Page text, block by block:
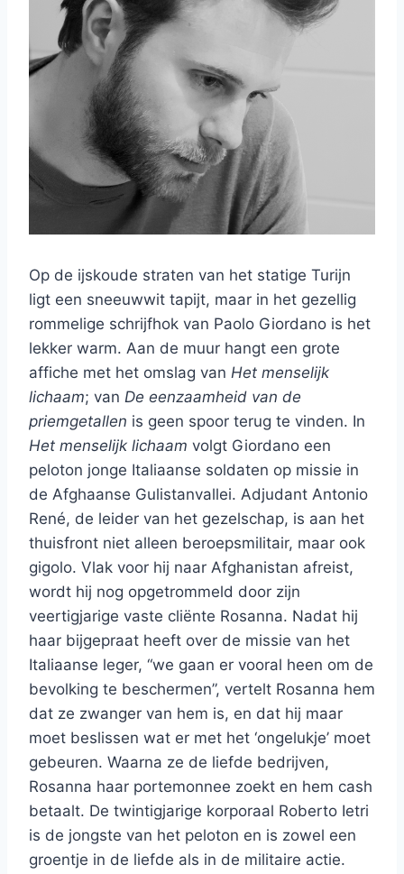
Op de ijskoude straten van het statige Turijn
ligt een sneeuwwit tapijt, maar in het gezellig
rommelige schrijfhok van Paolo Giordano is het
lekker warm. Aan de muur hangt een grote
affiche met het omslag van Het menselijk
lichaam; van De eenzaamheid van de
priemgetallen is geen spoor terug te vinden. In
Het menselijk lichaam volgt Giordano een
peloton jonge Italiaanse soldaten op missie in
de Afghaanse Gulistanvallei. Adjudant Antonio
René, de leider van het gezelschap, is aan het
thuisfront niet alleen beroepsmilitair, maar ook
gigolo. Vlak voor hij naar Afghanistan afreist,
wordt hij nog opgetrommeld door zijn
veertigjarige vaste cliënte Rosanna. Nadat hij
haar bijgepraat heeft over de missie van het
Italiaanse leger, “we gaan er vooral heen om de
bevolking te beschermen”, vertelt Rosanna hem
dat ze zwanger van hem is, en dat hij maar
moet beslissen wat er met het ‘ongelukje’ moet
gebeuren. Waarna ze de liefde bedrijven,
Rosanna haar portemonnee zoekt en hem cash
betaalt. De twintigjarige korporaal Roberto Ietri
is de jongste van het peloton en is zowel een
groentje in de liefde als in de militaire actie.